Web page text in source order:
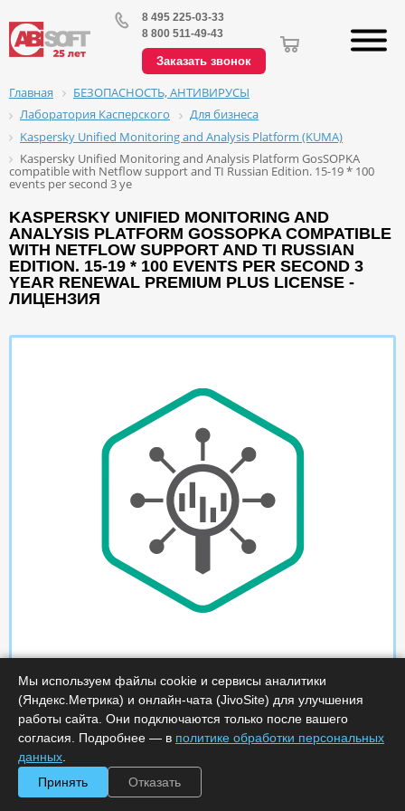
8 495 225-03-33
8 800 511-49-43
Заказать звонок
Главная
БЕЗОПАСНОСТЬ, АНТИВИРУСЫ
Лаборатория Касперского
Для бизнеса
Kaspersky Unified Monitoring and Analysis Platform (KUMA)
Kaspersky Unified Monitoring and Analysis Platform GosSOPKA
compatible with Netflow support and TI Russian Edition. 15-19 * 100
events per second 3 ye
KASPERSKY UNIFIED MONITORING AND
ANALYSIS PLATFORM GOSSOPKA COMPATIBLE
WITH NETFLOW SUPPORT AND TI RUSSIAN
EDITION. 15-19 * 100 EVENTS PER SECOND 3
YEAR RENEWAL PREMIUM PLUS LICENSE -
ЛИЦЕНЗИЯ
Мы используем файлы cookie и сервисы аналитики
(Яндекс.Метрика) и онлайн-чата (JivoSite) для улучшения
работы сайта. Они подключаются только после вашего
согласия. Подробнее — в политике обработки персональных
данных
Принять
Отказать